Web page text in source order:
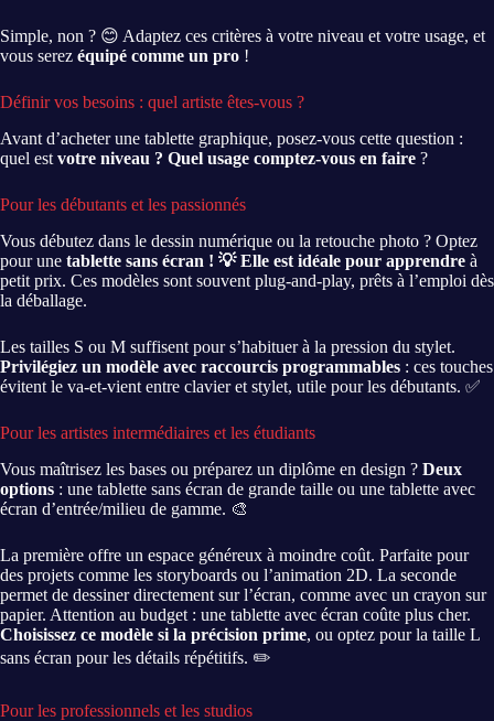
Simple, non ? 😊 Adaptez ces critères à votre niveau et votre usage, et
vous serez équipé comme un pro !
Définir vos besoins : quel artiste êtes-vous ?
Avant d’acheter une tablette graphique, posez-vous cette question :
quel est votre niveau ? Quel usage comptez-vous en faire ?
Pour les débutants et les passionnés
Vous débutez dans le dessin numérique ou la retouche photo ? Optez
pour une tablette sans écran ! 💡 Elle est idéale pour apprendre à
petit prix. Ces modèles sont souvent plug-and-play, prêts à l’emploi dès
la déballage.
Les tailles S ou M suffisent pour s’habituer à la pression du stylet.
Privilégiez un modèle avec raccourcis programmables : ces touches
évitent le va-et-vient entre clavier et stylet, utile pour les débutants. ✅
Pour les artistes intermédiaires et les étudiants
Vous maîtrisez les bases ou préparez un diplôme en design ? Deux
options : une tablette sans écran de grande taille ou une tablette avec
écran d’entrée/milieu de gamme. 🎨
La première offre un espace généreux à moindre coût. Parfaite pour
des projets comme les storyboards ou l’animation 2D. La seconde
permet de dessiner directement sur l’écran, comme avec un crayon sur
papier. Attention au budget : une tablette avec écran coûte plus cher.
Choisissez ce modèle si la précision prime, ou optez pour la taille L
sans écran pour les détails répétitifs. ✏️
Pour les professionnels et les studios